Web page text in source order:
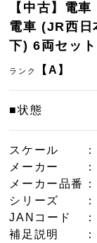
【中古】電
電車 (JR西日
下) 6両セット
ランク 【A】
■状態
スケール
メーカー
メーカー品番
：
シリーズ
：
JANコード
：
補足説明
：